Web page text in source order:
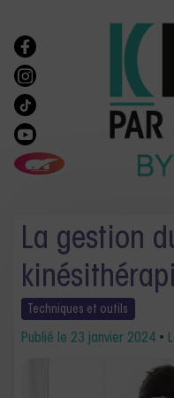
La gestion
Techniques et outils
Publié le 23 janvier 2024 •